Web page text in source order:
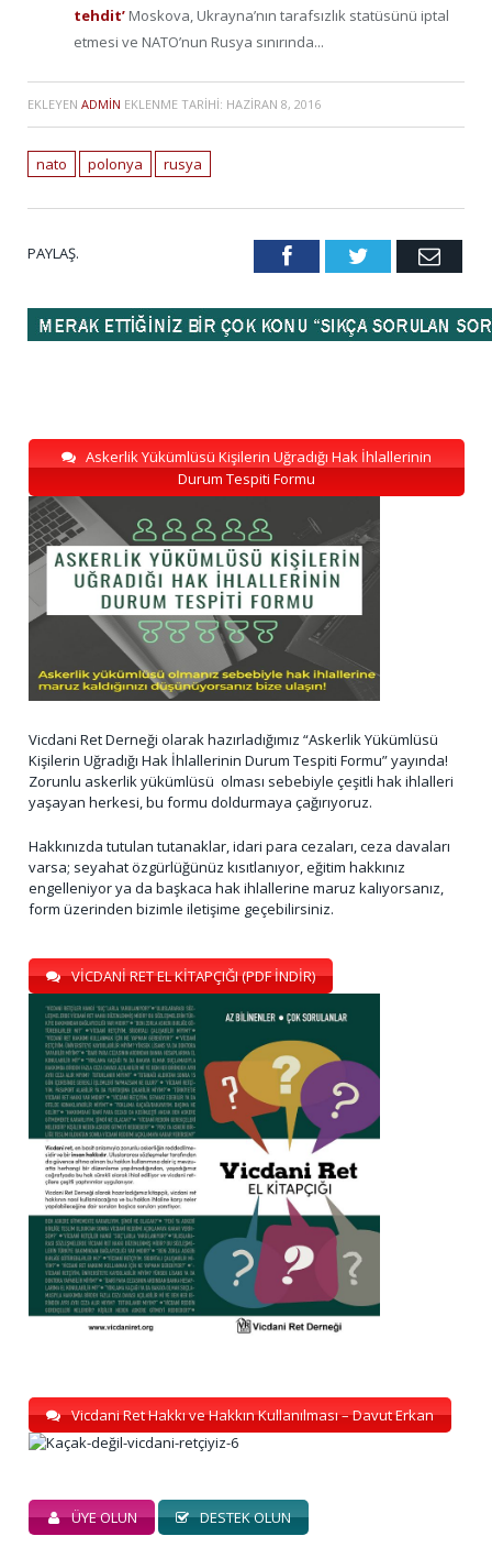
tehdit’ Moskova, Ukrayna’nın tarafsızlık statüsünü iptal
etmesi ve NATO’nun Rusya sınırında...
EKLEYEN ADMIN EKLENME TARIHI: HAZIRAN 8, 2016
nato polonya rusya
PAYLAŞ. FacebookTwitter Email
Askerlik Yükümlüsü Kişilerin Uğradığı Hak İhlallerinin
Durum Tespiti Formu
Vicdani Ret Derneği olarak hazırladığımız “Askerlik Yükümlüsü
Kişilerin Uğradığı Hak İhlallerinin Durum Tespiti Formu” yayında!
Zorunlu askerlik yükümlüsü olması sebebiyle çeşitli hak ihlalleri
yaşayan herkesi, bu formu doldurmaya çağırıyoruz.
Hakkınızda tutulan tutanaklar, idari para cezaları, ceza davaları
varsa; seyahat özgürlüğünüz kısıtlanıyor, eğitim hakkınız
engelleniyor ya da başkaca hak ihlallerine maruz kalıyorsanız,
form üzerinden bizimle iletişime geçebilirsiniz.
VİCDANİ RET EL KİTAPÇIĞI (PDF İNDİR)
Vicdani Ret Hakkı ve Hakkın Kullanılması – Davut Erkan
ÜYE OLUN DESTEK OLUN